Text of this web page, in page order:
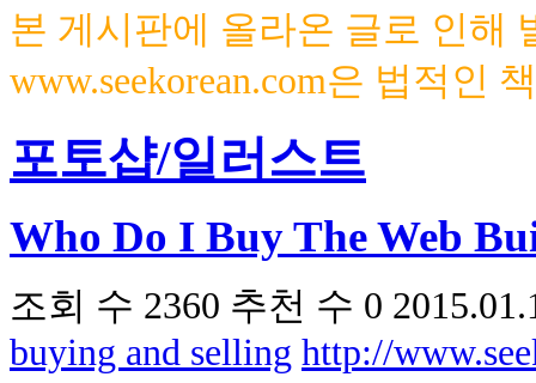
본 게시판에 올라온 글로 인해
www.seekorean.com은 법적인
포토샵/일러스트
Who Do I Buy The Web
조회 수 2360 추천 수 0
buying and selling http://